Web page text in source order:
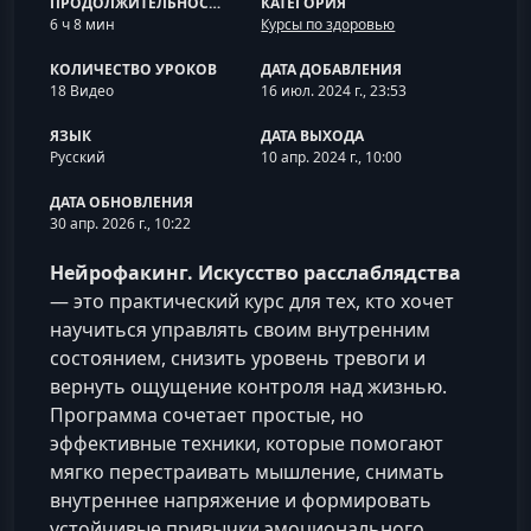
6 ч 8 мин
Курсы по здоровью
КОЛИЧЕСТВО УРОКОВ
18 Видео
ДАТА ДОБАВЛЕНИЯ
16 июл. 2024 г., 23:53
ЯЗЫК
Русский
ДАТА ВЫХОДА
10 апр. 2024 г., 10:00
ДАТА ОБНОВЛЕНИЯ
30 апр. 2026 г., 10:22
Нейрофакинг. Искусство расслаблядства
— это практический курс для тех, кто хочет
научиться управлять своим внутренним
состоянием, снизить уровень тревоги и
вернуть ощущение контроля над жизнью.
Программа сочетает простые, но
эффективные техники, которые помогают
мягко перестраивать мышление, снимать
внутреннее напряжение и формировать